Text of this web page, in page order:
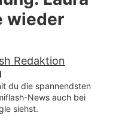
Promiflash
wieder
Redaktion
du die spannendsten
News auch bei
siehst.